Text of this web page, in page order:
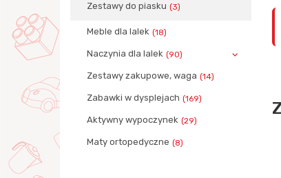
Zestawy do piasku (3)
Meble dla lalek (18)
Naczynia dla lalek (90)
Zestawy zakupowe, waga (14)
Zabawki w dysplejach (169)
Aktywny wypoczynek (29)
Maty ortopedyczne (8)